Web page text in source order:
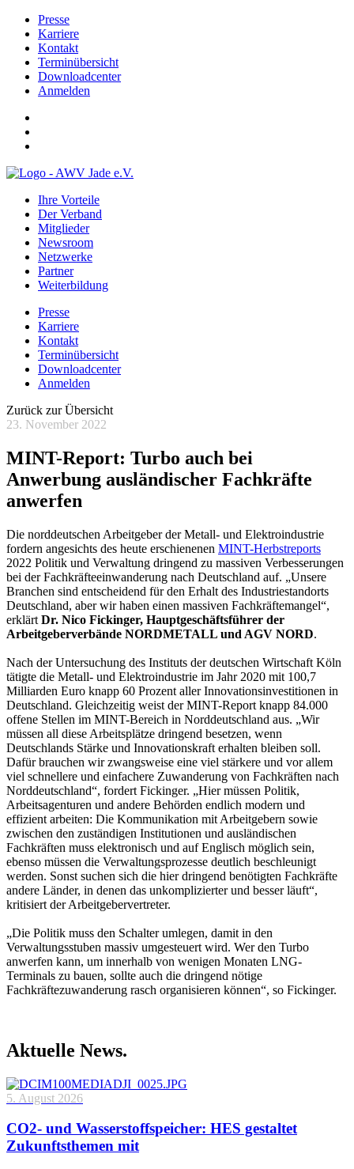
Presse
Karriere
Kontakt
Terminübersicht
Downloadcenter
Anmelden
Ihre Vorteile
Der Verband
Mitglieder
Newsroom
Netzwerke
Partner
Weiterbildung
Presse
Karriere
Kontakt
Terminübersicht
Downloadcenter
Anmelden
Zurück zur Übersicht
23. November 2022
MINT-Report: Turbo auch bei
Anwerbung ausländischer Fachkräfte
anwerfen
Die norddeutschen Arbeitgeber der Metall- und Elektroindustrie
fordern angesichts des heute erschienenen MINT-Herbstreports
2022 Politik und Verwaltung dringend zu massiven Verbesserungen
bei der Fachkräfteeinwanderung nach Deutschland auf. „Unsere
Branchen sind entscheidend für den Erhalt des Industriestandorts
Deutschland, aber wir haben einen massiven Fachkräftemangel“,
erklärt Dr. Nico Fickinger, Hauptgeschäftsführer der
Arbeitgeberverbände NORDMETALL und AGV NORD.
Nach der Untersuchung des Instituts der deutschen Wirtschaft Köln
tätigte die Metall- und Elektroindustrie im Jahr 2020 mit 100,7
Milliarden Euro knapp 60 Prozent aller Innovationsinvestitionen in
Deutschland. Gleichzeitig weist der MINT-Report knapp 84.000
offene Stellen im MINT-Bereich in Norddeutschland aus. „Wir
müssen all diese Arbeitsplätze dringend besetzen, wenn
Deutschlands Stärke und Innovationskraft erhalten bleiben soll.
Dafür brauchen wir zwangsweise eine viel stärkere und vor allem
viel schnellere und einfachere Zuwanderung von Fachkräften nach
Norddeutschland“, fordert Fickinger. „Hier müssen Politik,
Arbeitsagenturen und andere Behörden endlich modern und
effizient arbeiten: Die Kommunikation mit Arbeitgebern sowie
zwischen den zuständigen Institutionen und ausländischen
Fachkräften muss elektronisch und auf Englisch möglich sein,
ebenso müssen die Verwaltungsprozesse deutlich beschleunigt
werden. Sonst suchen sich die hier dringend benötigten Fachkräfte
andere Länder, in denen das unkomplizierter und besser läuft“,
kritisiert der Arbeitgebervertreter.
„Die Politik muss den Schalter umlegen, damit in den
Verwaltungsstuben massiv umgesteuert wird. Wer den Turbo
anwerfen kann, um innerhalb von wenigen Monaten LNG-
Terminals zu bauen, sollte auch die dringend nötige
Fachkräftezuwanderung rasch organisieren können“, so Fickinger.
Aktuelle News.
5. August 2026
CO2- und Wasserstoffspeicher: HES gestaltet
Zukunftsthemen mit